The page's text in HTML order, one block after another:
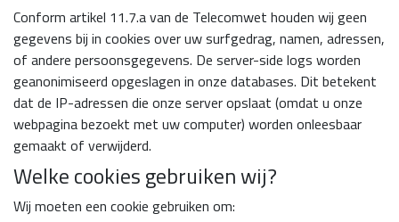
Conform artikel 11.7.a van de Telecomwet houden wij geen
gegevens bij in cookies over uw surfgedrag, namen, adressen,
of andere persoonsgegevens. De server-side logs worden
geanonimiseerd opgeslagen in onze databases. Dit betekent
dat de IP-adressen die onze server opslaat (omdat u onze
webpagina bezoekt met uw computer) worden onleesbaar
gemaakt of verwijderd.
Welke cookies gebruiken wij?
Wij moeten een cookie gebruiken om: